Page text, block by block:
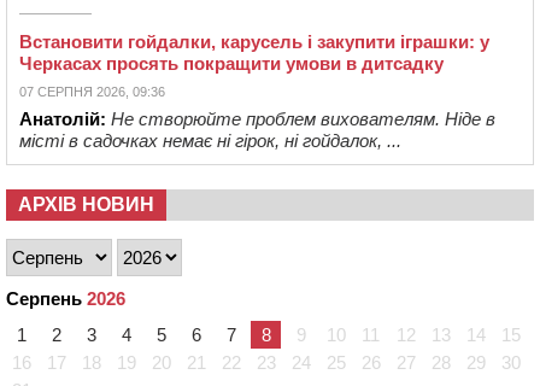
Встановити гойдалки, карусель і закупити іграшки: у
Черкасах просять покращити умови в дитсадку
07 СЕРПНЯ 2026, 09:36
Анатолій: Не створюйте проблем вихователям. Ніде в
місті в садочках немає ні гірок, ні гойдалок, ...
АРХІВ НОВИН
Серпень 2026
1
2 3 4 5 6 7 8 9 10 11 12 13 14
15
16
17 18 19 20 21 22 23 24 25 26 27 28 29
30